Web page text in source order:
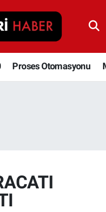
Proses Otomasyonu